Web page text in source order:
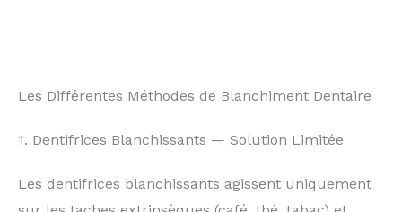
Les Différentes Méthodes de Blanchiment Dentaire
1. Dentifrices Blanchissants — Solution Limitée
Les dentifrices blanchissants agissent uniquement